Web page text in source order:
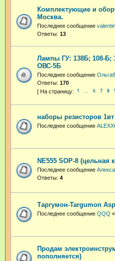
Комплектующие и
Москва.
Последнее сообщение
Ответы: 13
Лампы ГУ: 138Б; 108-Б;
ОВС-5Б
Последнее сообщение
Ответы: 170
1 6 7 8
наборы резисторов 1вт
Последнее сообщение
NE555 SOP-8 (цельная
Последнее сообщение
Ответы: 4
Таргумон-Targumon
Последнее сообщение QQQ «
Продам
пополняется)